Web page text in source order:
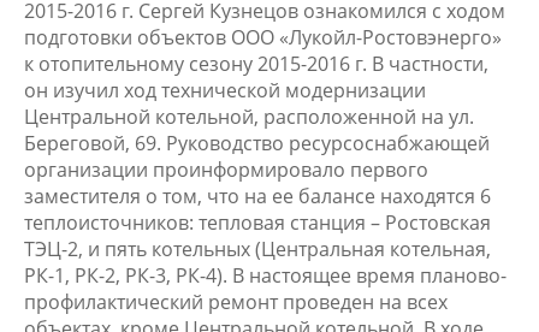
2015-2016 г. Сергей Кузнецов ознакомился с ходом
подготовки объектов ООО «Лукойл-Ростовэнерго»
к отопительному сезону 2015-2016 г. В частности,
он изучил ход технической модернизации
Центральной котельной, расположенной на ул.
Береговой, 69. Руководство ресурсоснабжающей
организации проинформировало первого
заместителя о том, что на ее балансе находятся 6
теплоисточников: тепловая станция – Ростовская
ТЭЦ-2, и пять котельных (Центральная котельная,
РК-1, РК-2, РК-3, РК-4). В настоящее время планово-
профилактический ремонт проведен на всех